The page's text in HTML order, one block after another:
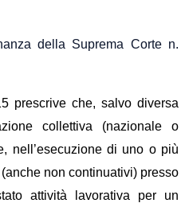
della Suprema Corte n.
prescrive che, salvo diversa
collettiva (nazionale o
nell’esecuzione di uno o più
non continuativi) presso
attività lavorativa per un